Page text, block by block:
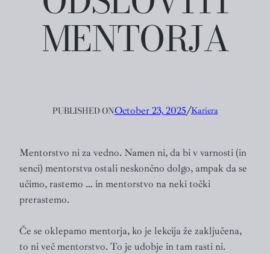
MENTORJA
PUBLISHED ONOctober 23, 2025╱Kariera
Mentorstvo ni za vedno. Namen ni, da bi v varnosti (in
senci) mentorstva ostali neskončno dolgo, ampak da se
učimo, rastemo … in mentorstvo na neki točki
prerastemo.
Če se oklepamo mentorja, ko je lekcija že zaključena,
to ni več mentorstvo. To je udobje in tam rasti ni.